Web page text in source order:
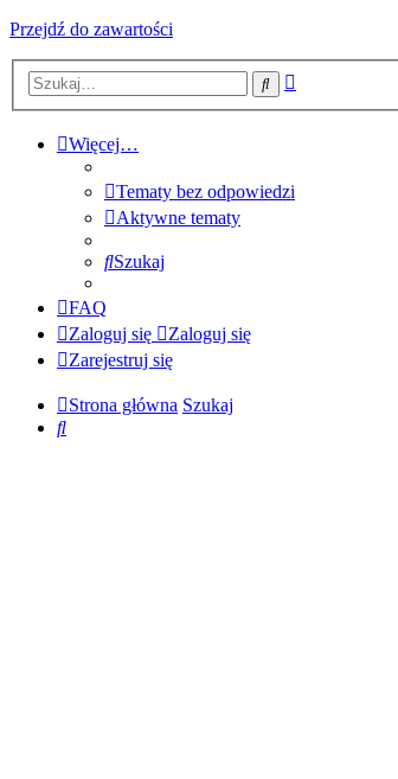
Przejdź do zawartości
Szukaj
Więcej…
Tematy bez odpowiedzi
Aktywne tematy
Szukaj
FAQ
Zaloguj się
Zaloguj się
Zarejestruj się
Strona główna Szukaj
Szukaj